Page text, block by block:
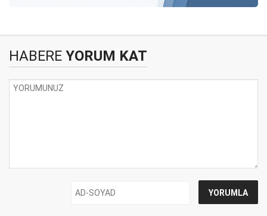
HABERE YORUM KAT